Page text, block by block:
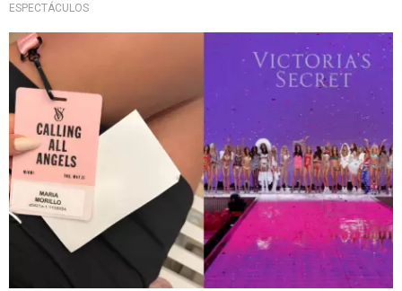
ESPECTÁCULOS
Pasarela internacional